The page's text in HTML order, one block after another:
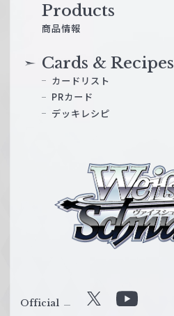
ス
ル
Products
商品情報
Cards & Recipes
カードリスト
PRカード
デッキレシピ
Official X